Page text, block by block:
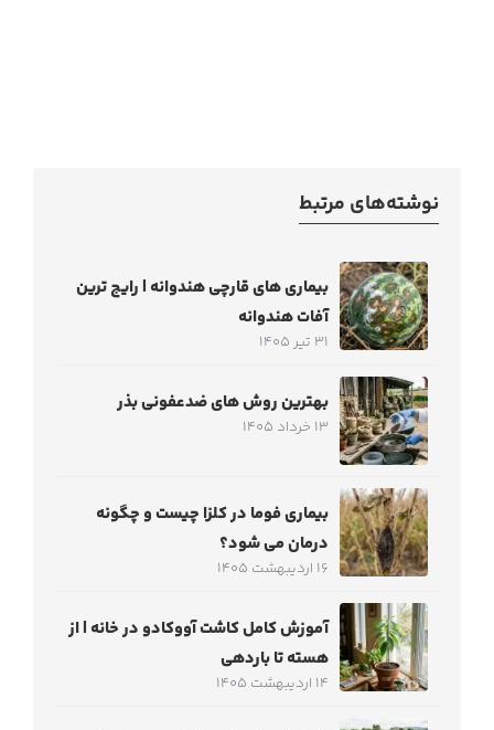
نوشته‌های مرتبط
بیماری های قارچی هندوانه | رایج ترین
آفات هندوانه
31 تیر 1405
بهترین روش های ضدعفونی بذر
13 خرداد 1405
بیماری فوما در کلزا چیست و چگونه
درمان می شود؟
16 اردیبهشت 1405
آموزش کامل کاشت آووکادو در خانه | از
هسته تا باردهی
14 اردیبهشت 1405